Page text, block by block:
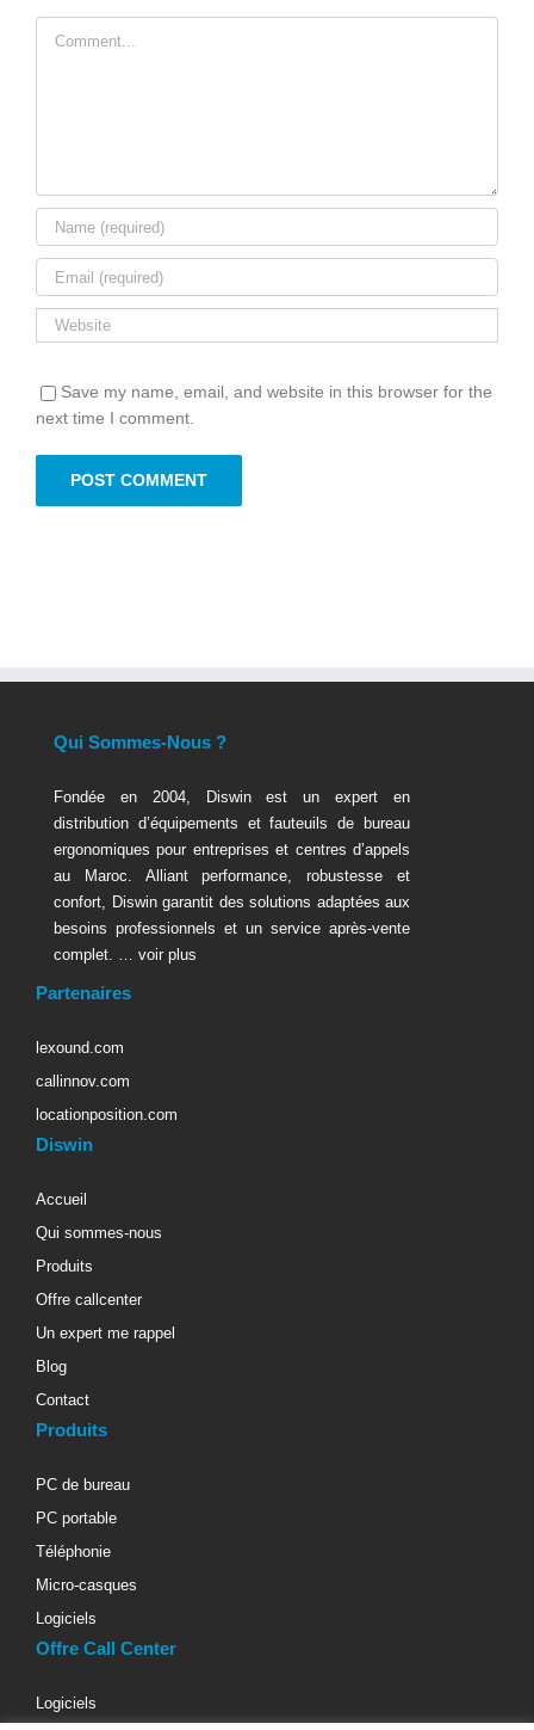
Save my name, email, and website in this browser for the
next time I comment.
Qui Sommes-Nous ?
Fondée en 2004, Diswin est un expert en
distribution d’équipements et fauteuils de bureau
ergonomiques pour entreprises et centres d’appels
au Maroc. Alliant performance, robustesse et
confort, Diswin garantit des solutions adaptées aux
besoins professionnels et un service après-vente
complet. … voir plus
Partenaires
lexound.com
callinnov.com
locationposition.com
Diswin
Accueil
Qui sommes-nous
Produits
Offre callcenter
Un expert me rappel
Blog
Contact
Produits
PC de bureau
PC portable
Téléphonie
Micro-casques
Logiciels
Offre Call Center
Logiciels